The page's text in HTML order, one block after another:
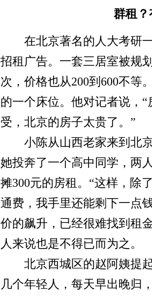
群租
在北京著名的人大考研一
招租广告。一套三居室被规
次，价格也从200到600不等
的一个床位。他对记者说，
受，北京的房子太贵了。”
小陈从山西老家来到北京
她投奔了一个高中同学，两
摊300元的房租。“这样，除
通费，我手里还能剩下一点
价的飙升，已经很难找到租
人来说也是不得已而为之。
北京西城区的赵阿姨提起
几个年轻人，每天早出晚归